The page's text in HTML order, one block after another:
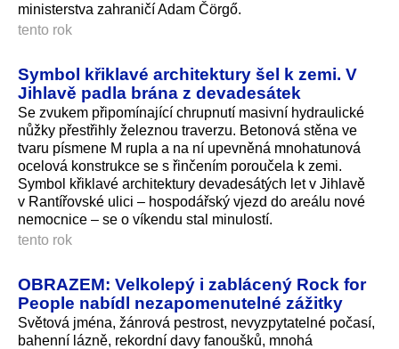
ministerstva zahraničí Adam Čörgő.
tento rok
Symbol křiklavé architektury šel k zemi. V
Jihlavě padla brána z devadesátek
Se zvukem připomínající chrupnutí masivní hydraulické
nůžky přestřihly železnou traverzu. Betonová stěna ve
tvaru písmene M rupla a na ní upevněná mnohatunová
ocelová konstrukce se s řinčením poroučela k zemi.
Symbol křiklavé architektury devadesátých let v Jihlavě
v Rantířovské ulici – hospodářský vjezd do areálu nové
nemocnice – se o víkendu stal minulostí.
tento rok
OBRAZEM: Velkolepý i zablácený Rock for
People nabídl nezapomenutelné zážitky
Světová jména, žánrová pestrost, nevyzpytatelné počasí,
bahenní lázně, rekordní davy fanoušků, mnohá